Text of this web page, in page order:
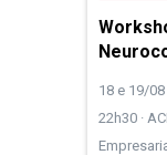
18 e 19/
22h30 ·